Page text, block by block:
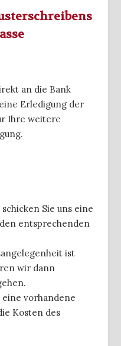
an die Bank
Erledigung der
Ihre weitere
Sie uns eine
entsprechenden
ist
wir dann
vorhandene
Kosten des